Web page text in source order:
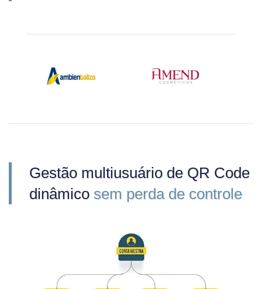
Gestão multiusuário de QR Code
dinâmico sem perda de controle